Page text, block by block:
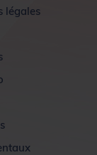
légales